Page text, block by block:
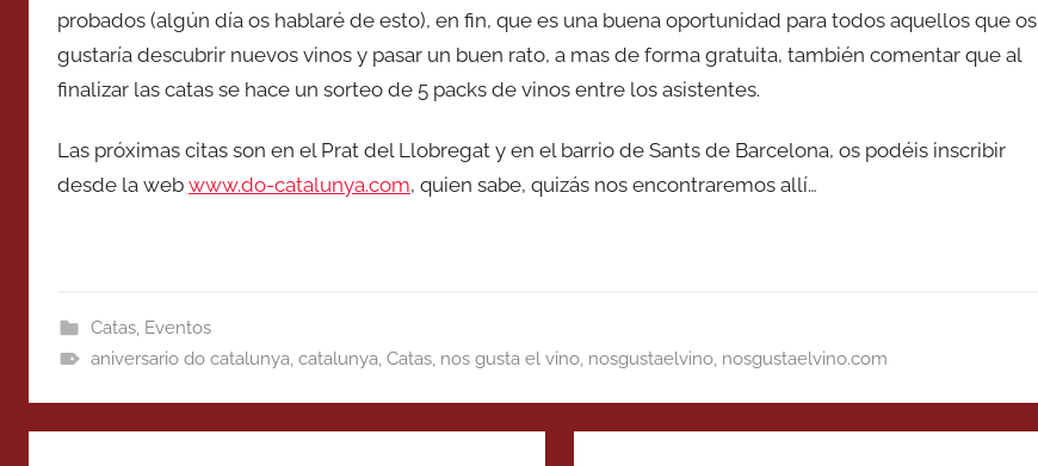
probados (algún día os hablaré de esto), en fin, que es una buena oportunidad para todos aquellos que os
gustaría descubrir nuevos vinos y pasar un buen rato, a mas de forma gratuita, también comentar que al
finalizar las catas se hace un sorteo de 5 packs de vinos entre los asistentes.
Las próximas citas son en el Prat del Llobregat y en el barrio de Sants de Barcelona, os podéis inscribir
desde la web www.do-catalunya.com, quien sabe, quizás nos encontraremos allí…
Catas, Eventos
aniversario do catalunya, catalunya, Catas, nos gusta el vino, nosgustaelvino, nosgustaelvino.com